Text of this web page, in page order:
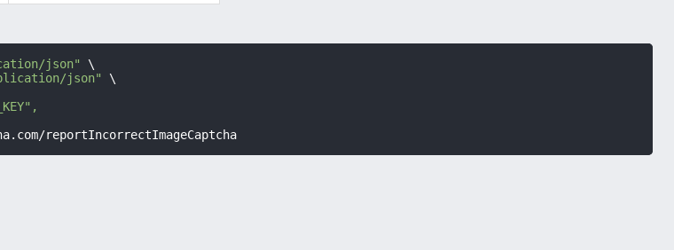
json"
\
json"
\
reportIncorrectImageCaptcha